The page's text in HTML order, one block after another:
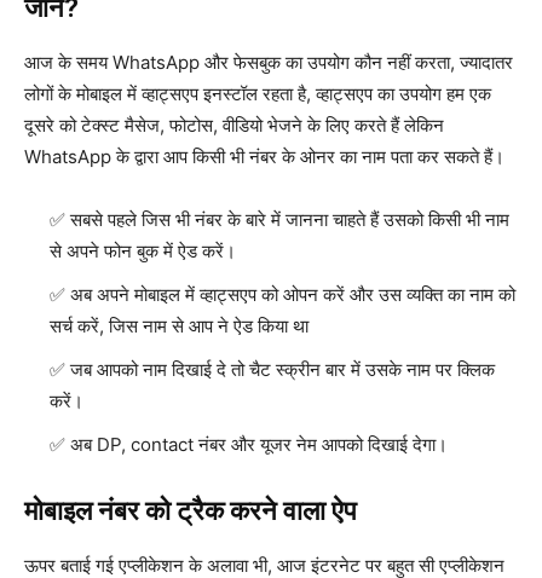
जाने?
आज के समय WhatsApp और फेसबुक का उपयोग कौन नहीं करता, ज्यादातर
लोगों के मोबाइल में व्हाट्सएप इनस्टॉल रहता है, व्हाट्सएप का उपयोग हम एक
दूसरे को टेक्स्ट मैसेज, फोटोस, वीडियो भेजने के लिए करते हैं लेकिन
WhatsApp के द्वारा आप किसी भी नंबर के ओनर का नाम पता कर सकते हैं।
सबसे पहले जिस भी नंबर के बारे में जानना चाहते हैं उसको किसी भी नाम
से अपने फोन बुक में ऐड करें।
अब अपने मोबाइल में व्हाट्सएप को ओपन करें और उस व्यक्ति का नाम को
सर्च करें, जिस नाम से आप ने ऐड किया था
जब आपको नाम दिखाई दे तो चैट स्क्रीन बार में उसके नाम पर क्लिक
करें।
अब DP, contact नंबर और यूजर नेम आपको दिखाई देगा।
मोबाइल नंबर को ट्रैक करने वाला ऐप
ऊपर बताई गई एप्लीकेशन के अलावा भी, आज इंटरनेट पर बहुत सी एप्लीकेशन